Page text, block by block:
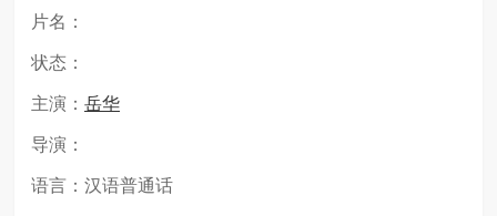
片名：
状态：
主演： 岳华
导演：
语言：汉语普通话